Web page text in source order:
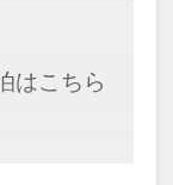
はこちら